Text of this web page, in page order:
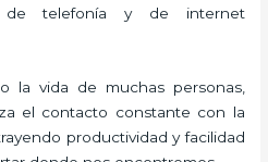
de telefonía y de internet
la vida de muchas personas,
el contacto constante con la
productividad y facilidad